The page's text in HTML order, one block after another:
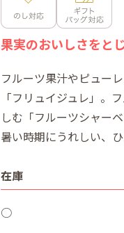
果実のおいしさをと
フルーツ果汁やピュー
「フリュイジュレ」。
しむ「フルーツシャーベ
暑い時期にうれしい、
在庫
○